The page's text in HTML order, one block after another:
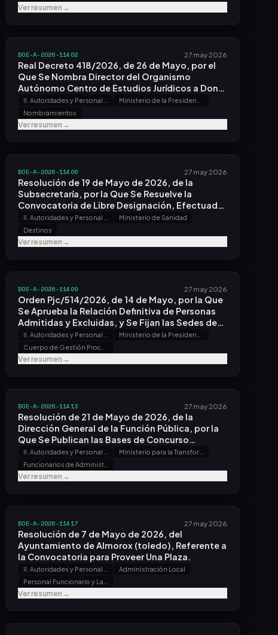
Ver resumen→
BOE-A-2026-11402 27 may 2026
Real Decreto 418/2026, de 26 de Mayo, por el
Que Se Nombra Director del Organismo
Autónomo Centro de Estudios Jurídicos a Don
Ignacio Sola Barleycorn.
Nombramientos
Ver resumen→
BOE-A-2026-11406 27 may 2026
Resolución de 19 de Mayo de 2026, de la
Subsecretaría, por la Que Se Resuelve la
Convocatoria de Libre Designación, Efectuada
por Resolución de 6 de Abril de 2026.
Ministerio de Sanidad
Destinos
Ver resumen→
BOE-A-2026-11409 27 may 2026
Orden Pjc/514/2026, de 14 de Mayo, por la Que
Se Aprueba la Relación Definitiva de Personas
Admitidas y Excluidas, y Se Fijan las Sedes de
Examen del Proceso Selectivo para Acceso, por
Promoción Interna, Al Cuerpo de Gestión
Procesal y Administrativa de la Administración
de Justicia, Convocado por Orden
Ver resumen→
BOE-A-2026-11413 27 may 2026
Resolución de 21 de Mayo de 2026, de la
Dirección General de la Función Pública, por la
Que Se Publican las Bases de Concurso
Ordinario para los Años 2025 y 2026, y
Convocatorias Específicas para la Provisión de
Puestos de Trabajo Reservados a Personal
Funcionario de Administración Local con
Ver resumen→
BOE-A-2026-11417 27 may 2026
Resolución de 7 de Mayo de 2026, del
Ayuntamiento de Almorox (toledo), Referente a
la Convocatoria para Proveer Una Plaza.
Administración Local
Ver resumen→